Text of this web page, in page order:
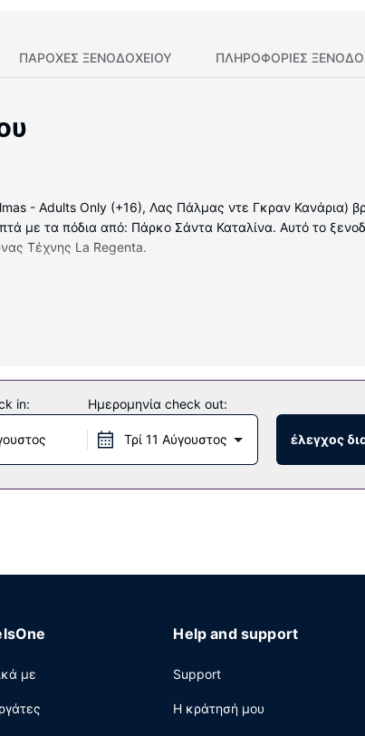
ΠΑΡΟΧΕΣ ΞΕΝΟΔΟΧΕΙΟΥ ΠΛΗΡΟΦΟΡΊΕΣ
- Adults Only (+16), Λας Πάλμας ντε Γκραν Κανάρια)
με τα πόδια από: Πάρκο Σάντα Καταλίνα. Αυτό το
Τέχνης La Regenta.
δωμάτια, όπου υπάρχουν μίνι μπαρ και
που προσφέρονται, όπως εξωτερική
concierge και υπηρεσίες γάμου.
το ξενοδοχείο. Μπορείτε επίσης να γευματίσετε
in: Ημερομηνία check out:
Τρί 11 Αύγουστος έλεγχος
με
Help and support
Support
Η κράτησή μου